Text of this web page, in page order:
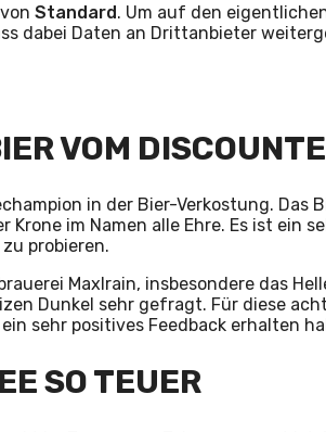
Standard. Um auf den
dabei Daten an Drittanbieter
VOM
in der Bier-Verkostung. Das
im Namen alle Ehre. Es ist ein
probieren.
Maxlrain, insbesondere das
Dunkel sehr gefragt. Für diese
sehr positives Feedback erhalten
SO TEUER